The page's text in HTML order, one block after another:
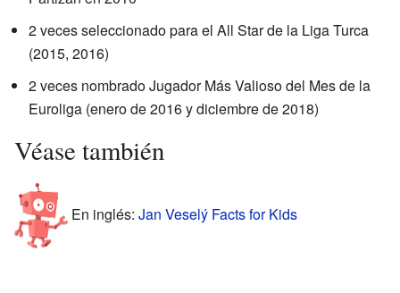
2 veces seleccionado para el All Star de la Liga Turca
(2015, 2016)
2 veces nombrado Jugador Más Valioso del Mes de la
Euroliga (enero de 2016 y diciembre de 2018)
Véase también
En inglés: Jan Veselý Facts for Kids